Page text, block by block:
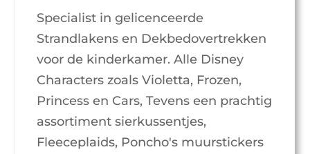
Specialist in gelicenceerde
Strandlakens en Dekbedovertrekken
voor de kinderkamer. Alle Disney
Characters zoals Violetta, Frozen,
Princess en Cars, Tevens een prachtig
assortiment sierkussentjes,
Fleeceplaids, Poncho's muurstickers